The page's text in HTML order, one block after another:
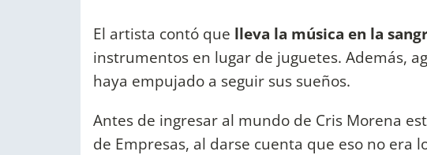
El artista contó que lleva la música en la
instrumentos en lugar de juguetes. Además,
haya empujado a seguir sus sueños.
Antes de ingresar al mundo de Cris Morena
de Empresas, al darse cuenta que eso no era